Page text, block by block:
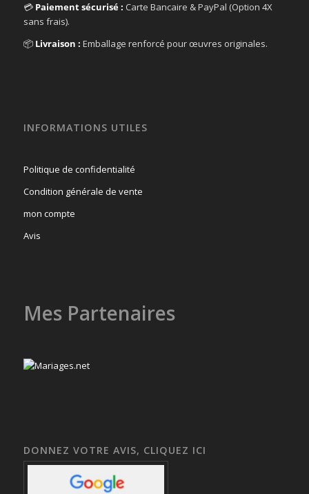
💳 Paiement sécurisé : Carte Bancaire & PayPal (Option 4X
sans frais).
📦 Livraison : Emballage renforcé pour œuvres originales.
INFORMATIONS UTILES
Politique de confidentialité
Condition générale de vente
mon compte
Avis
Mes Partenaires
DONNEZ VOTRE AVIS, CLIQUEZ ICI